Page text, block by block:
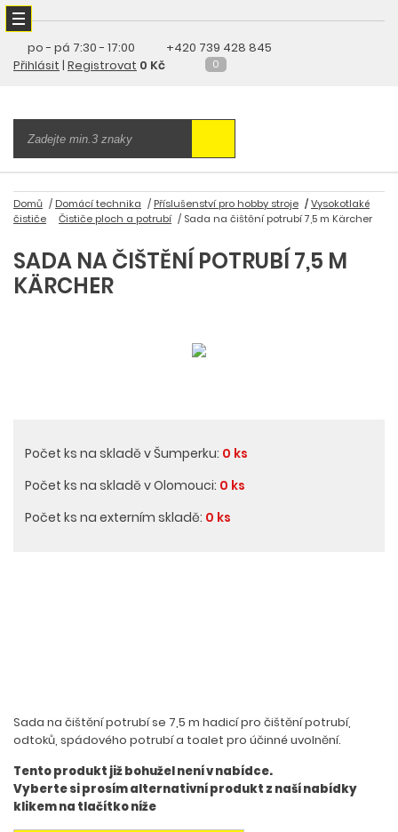
po - pá 7:30 - 17:00
+420 739 428 845
Přihlásit | Registrovat 0 Kč 0
Domů Domácí technika Příslušenství pro hobby stroje
Vysokotlaké
čističe
Čističe ploch a potrubí Sada na čištění potrubí 7,5 m Kärcher
SADA NA ČIŠTĚNÍ POTRUBÍ 7,5 M
KÄRCHER
Počet ks na skladě v Šumperku: 0 ks
Počet ks na skladě v Olomouci: 0 ks
Počet ks na externím skladě: 0 ks
Sada na čištění potrubí se 7,5 m hadicí pro čištění potrubí,
odtoků, spádového potrubí a toalet pro účinné uvolnění.
Tento produkt již bohužel není v nabídce.
Vyberte si prosím alternativní produkt z naší nabídky
klikem na tlačítko níže